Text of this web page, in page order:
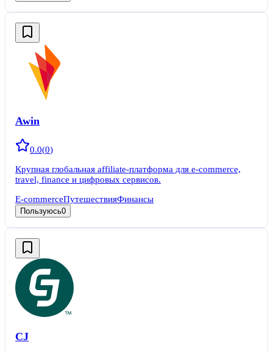
Awin
0.0(0)
Крупная глобальная affiliate-платформа для e-commerce,
travel, finance и цифровых сервисов.
E-commerceПутешествияФинансы
Пользуюсь0
CJ